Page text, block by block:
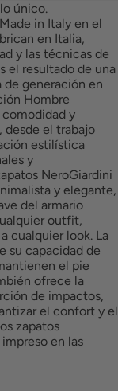
único.
in Italy en el
en Italia,
y las técnicas de
el resultado de una
generación en
Hombre
comodidad y
desde el trabajo
estilística
y
NeroGiardini
y elegante,
del armario
outfit,
cualquier look. La
su capacidad de
el pie
ofrece la
de impactos,
el confort y el
zapatos
en las